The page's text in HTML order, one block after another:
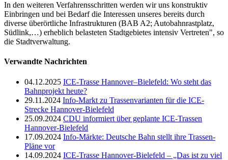
In den weiteren Verfahrensschritten werden wir uns konstruktiv
Einbringen und bei Bedarf die Interessen unseres bereits durch
diverse überörtliche Infrastrukturen (BAB A2; Autobahnrastplatz,
Südlink,…) erheblich belasteten Stadtgebietes intensiv Vertreten", so
die Stadtverwaltung.
Verwandte Nachrichten
04.12.2025 ICE-Trasse Hannover–Bielefeld: Wo steht das
Bahnprojekt heute?
29.11.2024 Info-Markt zu Trassenvarianten für die ICE-
Strecke Hannover-Bielefeld
25.09.2024 CDU informiert über geplante ICE-Trassen
Hannover-Bielefeld
17.09.2024 Info-Märkte: Deutsche Bahn stellt ihre Trassen-
Pläne vor
14.09.2024 ICE-Trasse Hannover-Bielefeld – „Das ist zu viel